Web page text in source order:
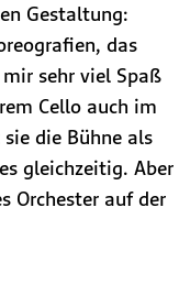
Gestaltung:
das
sehr viel Spaß
Cello auch im
die Bühne als
gleichzeitig. Aber
Orchester auf der